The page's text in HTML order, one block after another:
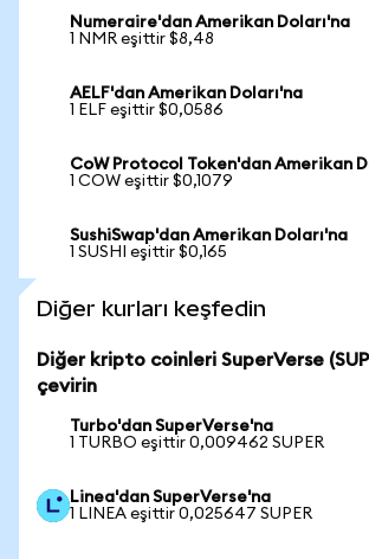
Numeraire'dan Amerikan Doları'na
1 NMR eşittir $8,48
AELF'dan Amerikan Doları'na
1 ELF eşittir $0,0586
CoW Protocol Token'dan Amerikan
1 COW eşittir $0,1079
SushiSwap'dan Amerikan Doları'na
1 SUSHI eşittir $0,165
Diğer kurları keşfedin
Diğer kripto coinleri SuperVerse
çevirin
Turbo'dan SuperVerse'na
1 TURBO eşittir 0,009462 SUPER
Linea'dan SuperVerse'na
1 LINEA eşittir 0,025647 SUPER